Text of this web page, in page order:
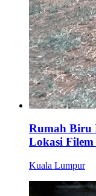
Rumah Biru
Lokasi
Kuala Lumpur